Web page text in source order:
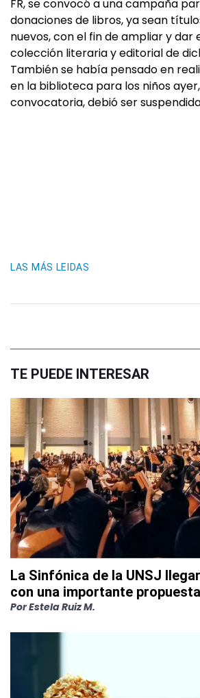
FR, se convocó a una campaña
donaciones de libros, ya sean
nuevos, con el fin de ampliar y dar
colección literaria y editorial de
También se había pensado en
en la biblioteca para los niños
convocatoria, debió ser
LAS MÁS LEIDAS
TE PUEDE INTERESAR
La Sinfónica de la UNSJ
con una importante propuesta
PorEstela Ruiz M.